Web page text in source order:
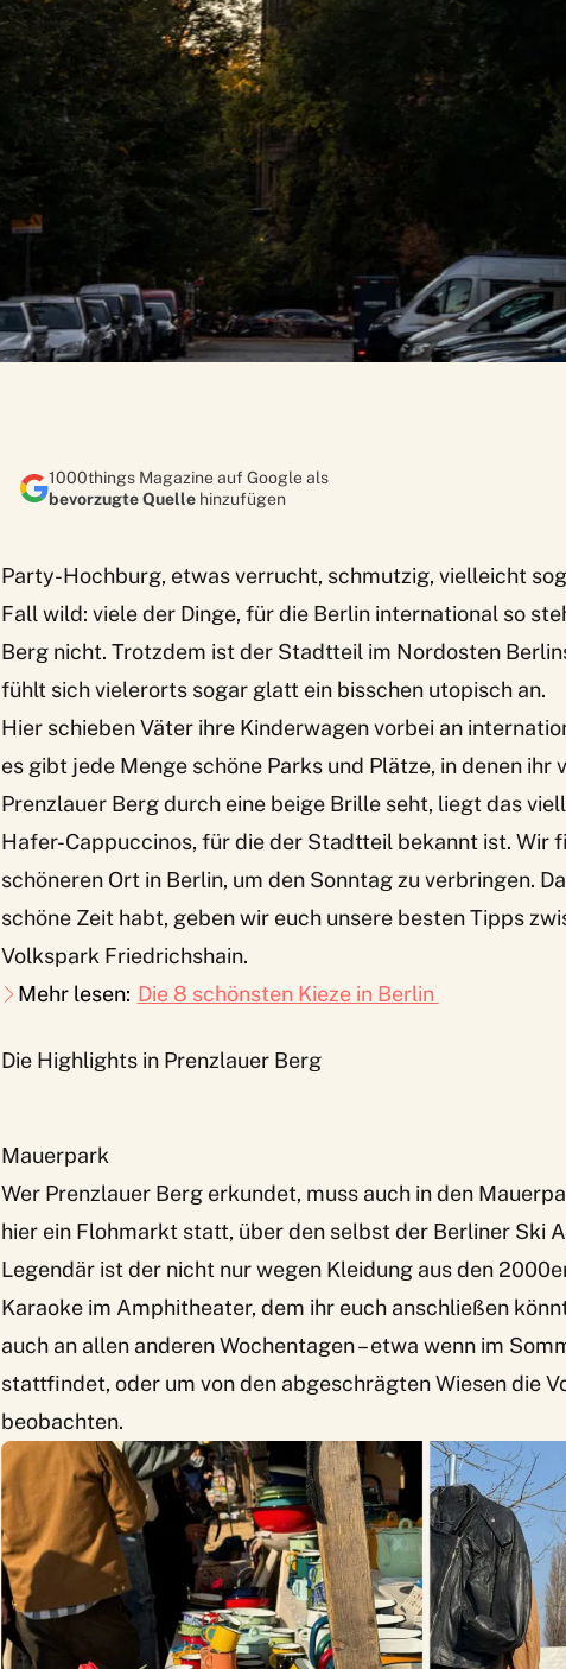
1000things Magazine auf Google als
bevorzugte Quelle hinzufügen
Party-Hochburg, etwas verrucht, schmutzig, vielleicht
Fall wild: viele der Dinge, für die Berlin international so
Berg nicht. Trotzdem ist der Stadtteil im Nordosten
fühlt sich vielerorts sogar glatt ein bisschen utopisch an.
Hier schieben Väter ihre Kinderwagen vorbei an
es gibt jede Menge schöne Parks und Plätze, in denen ihr
Prenzlauer Berg durch eine beige Brille seht, liegt das
Hafer-Cappuccinos, für die der Stadtteil bekannt ist. Wir
schöneren Ort in Berlin, um den Sonntag zu verbringen.
schöne Zeit habt, geben wir euch unsere besten Tipps
Volkspark Friedrichshain.
Mehr lesen: Die 8 schönsten Kieze in Berlin
Die Highlights in Prenzlauer Berg
Mauerpark
Wer Prenzlauer Berg erkundet, muss auch in den
hier ein Flohmarkt statt, über den selbst der Berliner Ski
Legendär ist der nicht nur wegen Kleidung aus den
Karaoke im Amphitheater, dem ihr euch anschließen
auch an allen anderen Wochentagen – etwa wenn im
stattfindet, oder um von den abgeschrägten Wiesen die
beobachten.